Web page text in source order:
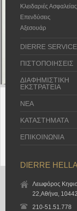
Κλειδαριές Ασφαλείας
Επενδύσεις
Αξεσουάρ
DIERRE SERVICE
ΠΙΣΤΟΠΟΙΗΣΕΙΣ
ΔΙΑΦΗΜΙΣΤΙΚΗ
ΕΚΣΤΡΑΤΕΙΑ
ΝΕΑ
ΚΑΤΑΣΤΗΜΑΤΑ
ΕΠΙΚΟΙΝΩΝΙΑ
DIERRE
Λεωφόρος
22,Αθήνα, 10442
210-51.51.778